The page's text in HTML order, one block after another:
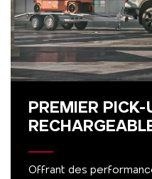
PREMIER PICK-
Offrant des